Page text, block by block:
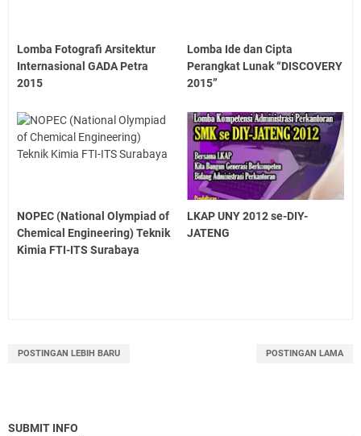
Lomba Fotografi Arsitektur
Internasional GADA Petra
2015
Lomba Ide dan Cipta
Perangkat Lunak “DISCOVERY
2015”
NOPEC (National Olympiad of
Chemical Engineering) Teknik
Kimia FTI-ITS Surabaya
LKAP UNY 2012 se-DIY-
JATENG
POSTINGAN LEBIH BARU POSTINGAN LAMA
SUBMIT INFO